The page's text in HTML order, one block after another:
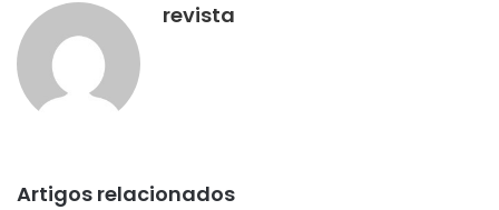
revista
Artigos relacionados